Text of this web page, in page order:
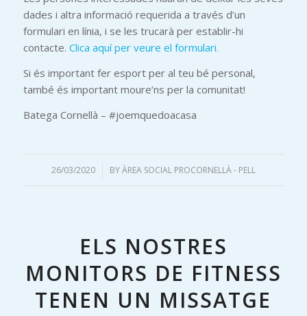
dades i altra informació requerida a través d’un
formulari en línia, i se les trucarà per establir-hi
contacte. Clica aquí per veure el formulari.
Si és important fer esport per al teu bé personal,
també és important moure’ns per la comunitat!
Batega Cornellà – #joemquedoacasa
26/03/2020
/ BYÀREA SOCIAL PROCORNELLÀ - PELL
ELS NOSTRES
MONITORS DE FITNESS
TENEN UN MISSATGE